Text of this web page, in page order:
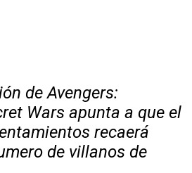
de Avengers:
Wars apunta a que el
recaerá
de villanos de